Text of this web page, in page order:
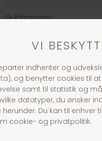
Guldhamster